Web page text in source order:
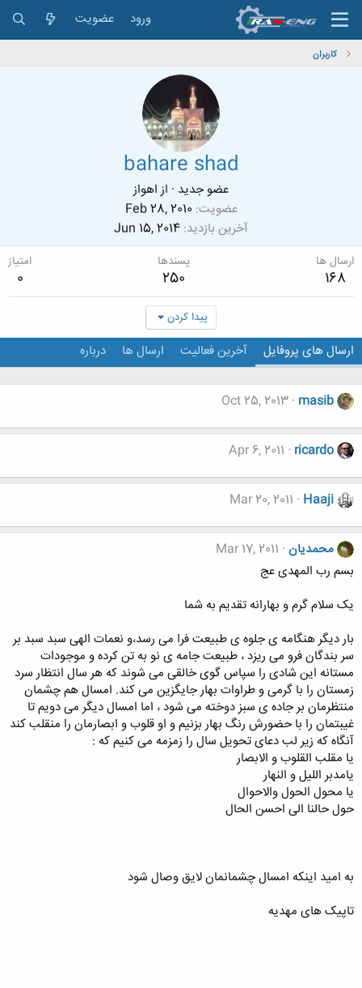
ورود عضویت
کاربران
bahare shad
عضو جدید · از اهواز
عضویت Feb 28, 2010
آخرین بازدید Jun 15, 2014
ارسال ها
168
پسندها
250
امتیاز
0
پیدا کردن
ارسال های پروفایل آخرین فعالیت ارسال ها درباره
masib
Oct 25, 2013
ricardo
Apr 6, 2011
Haaji
Mar 20, 2011
محمدیان Mar 17, 2011
بسم رب المهدی عج
یک سلام گرم و بهارانه تقدیم به شما
بار دیگر هنگامه ی جلوه ی طبیعت فرا می رسد،و نعمات الهی سبد سبد بر
سر بندگان فرو می ریزد ، طبیعت جامه ی نو به تن کرده و موجودات
مستانه این شادی را سپاس گوی خالقی می شوند که هر سال انتظار سرد
زمستان را با گرمی و طراوات بهار جایگزین می کند. امسال هم چشمان
منتظرمان بر جاده ی سبز دوخته می شود ، اما امسال دیگر می دویم تا
غیبتمان را با حضورش رنگ بهار بزنیم و او قلوب و ابصارمان را منقلب کند
آنگاه که زیر لب دعای تحویل سال را زمزمه می کنیم که :
یا مقلب القلوب و الابصار
یامدبر اللیل و النهار
یا محول الحول والاحوال
حول حالنا الی احسن الحال
به امید اینکه امسال چشمانمان لایق وصال شود
تاپیک های مهدیه